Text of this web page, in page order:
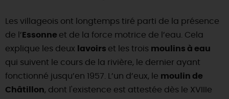
AUJOURD'HUI
DEMAIN
Les villageois ont longtemps tiré parti de la présence
de l’ Essonne et de la force motrice de l’eau. Cela
explique les deux
lavoirs et les trois moulins à eau
qui suivent le cours de la rivière, le dernier ayant
fonctionné jusqu’en 1957. L’un d’eux, le moulin de
Châtillon, dont l'existence est attestée dès le XVIIIe